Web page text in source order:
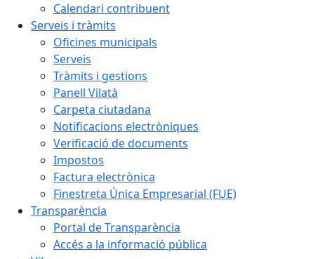
Calendari contribuent
Serveis i tràmits
Oficines municipals
Serveis
Tràmits i gestions
Panell Vilatà
Carpeta ciutadana
Notificacions electròniques
Verificació de documents
Impostos
Factura electrònica
Finestreta Única Empresarial (FUE)
Transparència
Portal de Transparència
Accés a la informació pública